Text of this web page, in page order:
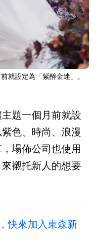
就設定為「紫醉金迷」。
題一個月前就設
色、時尚、浪漫
場佈公司也使用
襯托新人的想要
快來加入東森新